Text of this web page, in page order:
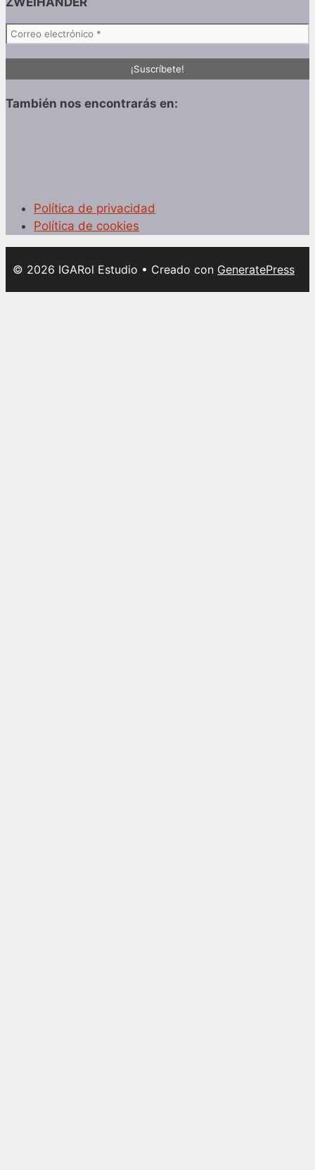
También nos encontrarás en:
Política de privacidad
Política de cookies
© 2026 IGARol Estudio • Creado con GeneratePress